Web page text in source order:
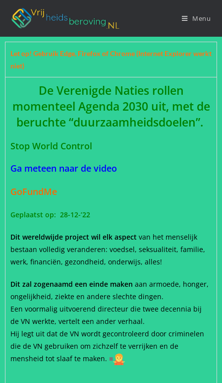
Menu
Let op! Gebruik Edge, Firefox of Chrome (Internet Explorer werkt
niet)
De Verenigde Naties rollen
momenteel Agenda 2030 uit, met de
beruchte “duurzaamheidsdoelen”.
Stop World Control
Ga meteen naar de video
GoFundMe
Geplaatst op: 28-12-’22
Dit wereldwijde project wil elk aspect van het menselijk
bestaan volledig veranderen: voedsel, seksualiteit, familie,
werk, financiën, gezondheid, onderwijs, alles!
Dit zal zogenaamd een einde maken aan armoede, honger,
ongelijkheid, ziekte en andere slechte dingen.
Een voormalig uitvoerend directeur die twee decennia bij
de VN werkte, vertelt een ander verhaal.
Hij legt uit dat de VN wordt gecontroleerd door criminelen
die de VN gebruiken om zichzelf te verrijken en de
mensheid tot slaaf te maken. ■